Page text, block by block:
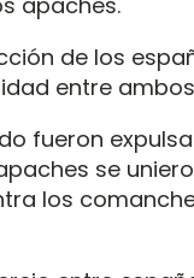
de los
entre
fueron
se
los